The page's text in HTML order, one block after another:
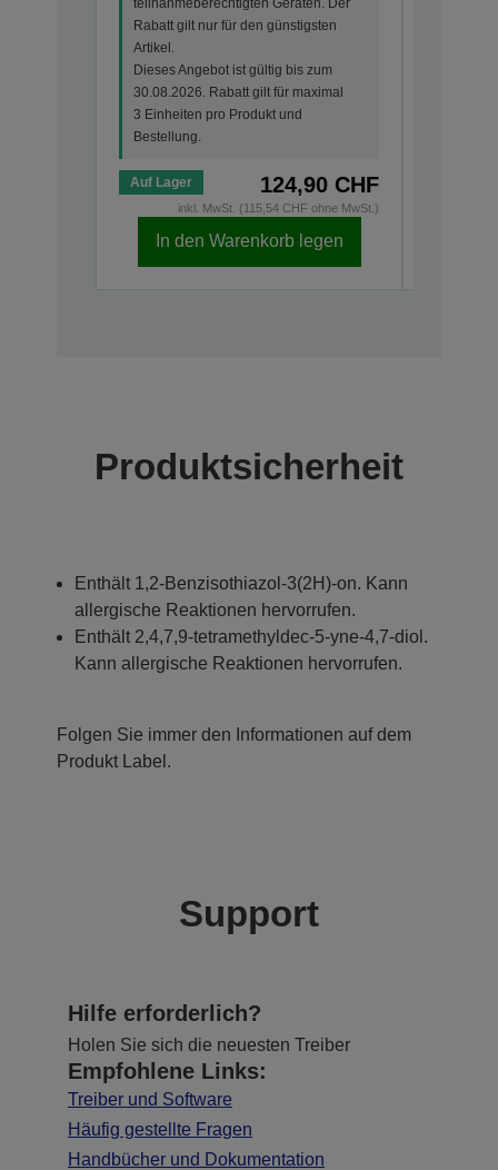
teilnahmeberechtigten Geräten. Der
Rabatt gilt nur für den günstigsten
Artikel.
Dieses Angebot ist gültig bis zum
30.08.2026. Rabatt gilt für maximal
3 Einheiten pro Produkt und
Bestellung.
Auf Lager 124,90 CHF
inkl. MwSt. (115,54 CHF ohne MwSt.)
In den Warenkorb legen
Produktsicherheit
Enthält 1,2-Benzisothiazol-3(2H)-on. Kann
allergische Reaktionen hervorrufen.
Enthält 2,4,7,9-tetramethyldec-5-yne-4,7-diol.
Kann allergische Reaktionen hervorrufen.
Folgen Sie immer den Informationen auf dem
Produkt Label.
Support
Hilfe erforderlich?
Holen Sie sich die neuesten Treiber
Empfohlene Links:
Treiber und Software
Häufig gestellte Fragen
Handbücher und Dokumentation